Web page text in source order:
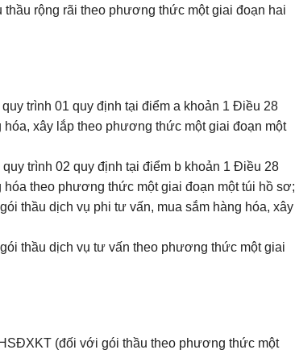
rộng rãi theo phương thức một giai đoạn hai
trình 01 quy định tại điểm a khoản 1 Điều 28
xây lắp theo phương thức một giai đoạn một
trình 02 quy định tại điểm b khoản 1 Điều 28
theo phương thức một giai đoạn một túi hồ sơ;
thầu dịch vụ phi tư vấn, mua sắm hàng hóa, xây
thầu dịch vụ tư vấn theo phương thức một giai
(đối với gói thầu theo phương thức một